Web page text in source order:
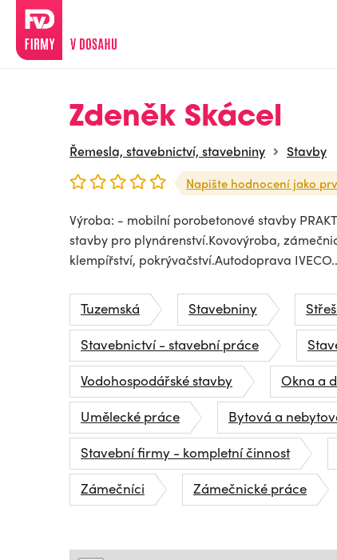
Zdeněk Skácel
Řemesla, stavebnictví, stavebniny Stavby
Napište hodnocení jako
Výroba: - mobilní porobetonové stavby
stavby pro plynárenství.Kovovýroba,
klempířství, pokrývačství.Autodoprava
Tuzemská Stavebniny
Stavebnictví - stavební práce
Vodohospodářské stavby
Okna a
Umělecké práce
Bytová a
Stavební firmy - kompletní činnost
Zámečníci
Zámečnické práce